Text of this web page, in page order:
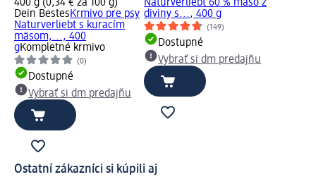
400 g (0,34 € za 100 g)
Dein BestesKrmivo pre psy
Naturverliebt s kuracím
mäsom,..., 400
gKompletné krmivo
(0)
Dostupné
Vybrať si dm predajňu
Naturverliebt 60 % mäso z
diviny s..., 400 g
(149)
Dostupné
Vybrať si dm predajňu
Ostatní zákazníci si kúpili aj